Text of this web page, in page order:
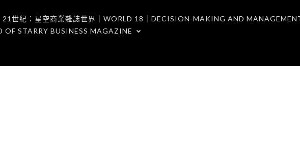
21世紀：星空商業雜誌世界｜WORLD 18｜DECISION-MAKING AND
OF STARRY BUSINESS MAGAZINE